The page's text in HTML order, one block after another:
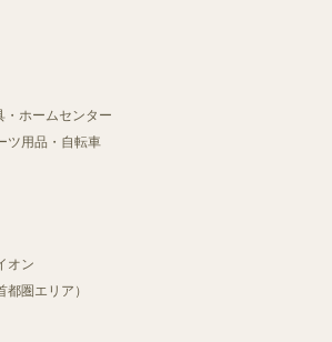
・ホームセンター
ツ用品・自転車
オン
都圏エリア）